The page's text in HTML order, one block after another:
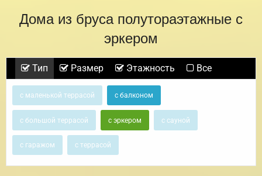
Дома из бруса полутораэтажные с
эркером
Тип Размер Этажность Все
с маленькой террасой с балконом
с большой террасой с эркером с сауной
с гаражом с террасой